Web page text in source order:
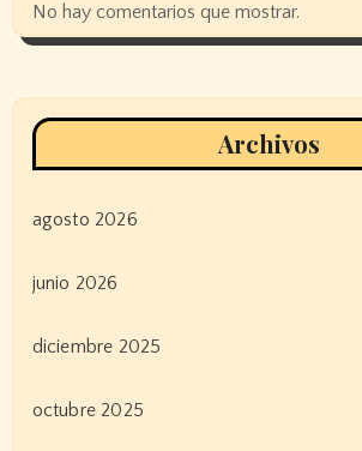
No hay comentarios que mostrar.
Archivos
agosto 2026
junio 2026
diciembre 2025
octubre 2025